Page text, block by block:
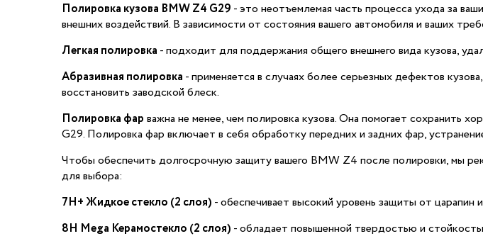
Полировка кузова BMW Z4 G29 - это неотъемлемая часть процесса ухода за
внешних воздействий. В зависимости от состояния вашего автомобиля и ваших
Легкая полировка - подходит для поддержания общего внешнего вида кузова,
Абразивная полировка - применяется в случаях более серьезных дефектов
восстановить заводской блеск.
Полировка фар важна не менее, чем полировка кузова. Она помогает сохранить
G29. Полировка фар включает в себя обработку передних и задних фар,
Чтобы обеспечить долгосрочную защиту вашего BMW Z4 после полировки, мы
для выбора:
7H+ Жидкое стекло (2 слоя) - обеспечивает высокий уровень защиты от царапин
8H Mega Керамостекло (2 слоя) - обладает повышенной твердостью и